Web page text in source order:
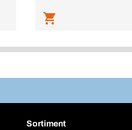
Sortiment